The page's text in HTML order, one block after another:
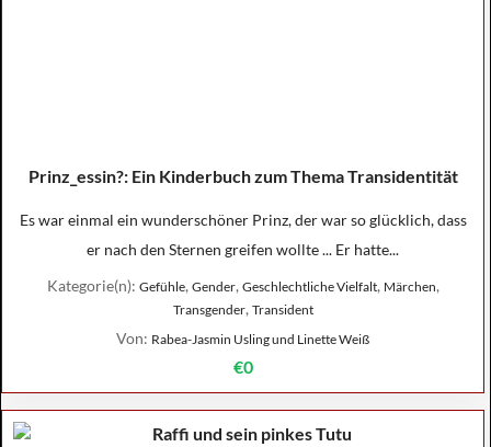
Prinz_essin?: Ein Kinderbuch zum Thema Transidentität
Es war einmal ein wunderschöner Prinz, der war so glücklich, dass
er nach den Sternen greifen wollte ... Er hatte...
Kategorie(n): Gefühle, Gender, Geschlechtliche Vielfalt, Märchen,
Transgender, Transident
Von: Rabea-Jasmin Usling und Linette Weiß
€0